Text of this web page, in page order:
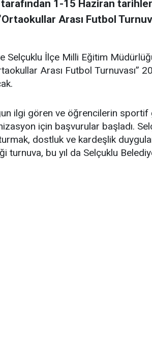
1-15 Haziran
Arası Futbol
Selçuklu İlçe Milli Eğitim
Arası Futbol Turnuvası”
ilgi gören ve öğrencilerin
için başvurular başladı.
dostluk ve kardeşlik
turnuva, bu yıl da Selçuklu